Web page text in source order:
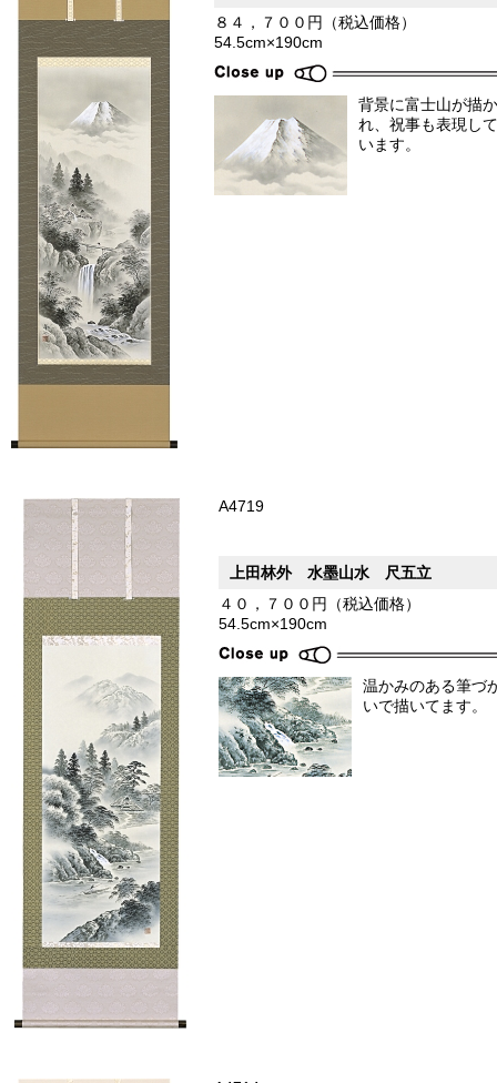
８４，７００円（税込価格）
54.5cm×190cm
背景に富士山が描か
れ、祝事も表現して
います。
A4719
上田林外 水墨山水 尺五立
４０，７００円（税込価格）
54.5cm×190cm
温かみのある筆づ
いで描いてます。